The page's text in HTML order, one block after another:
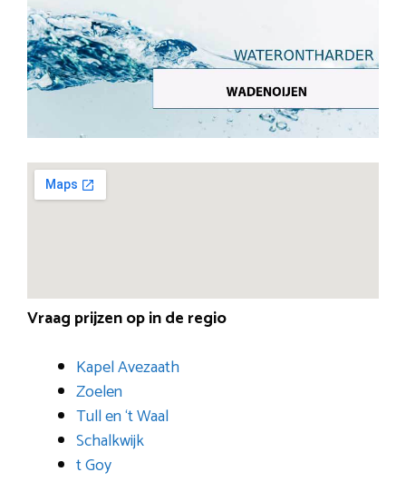
Vraag prijzen op in de regio
Kapel Avezaath
Zoelen
Tull en ‘t Waal
Schalkwijk
t Goy